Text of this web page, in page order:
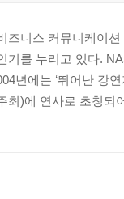
대화의 기술
인지 먼저 판단하라
에 따져봐야 할 여섯
를 동시에 지키는 법
부탁을 거절하는 기
화를 거절하는 법
즈니스 커뮤니케이
기를 누리고 있다.
년에는 ‘뛰어난 강
최)에 연사로 초청되